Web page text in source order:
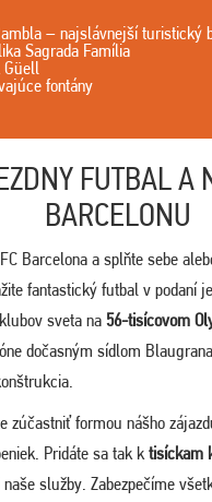
– najslávnejší turistický
Sagrada Família
Güell
fontány
FUTBAL A
BARCELONU
Barcelona a splňte sebe
fantastický futbal v podaní
sveta na 56-tisícovom
dočasným sídlom
zúčastniť formou nášho
Pridáte sa tak ktisíckam
služby. Zabezpečíme